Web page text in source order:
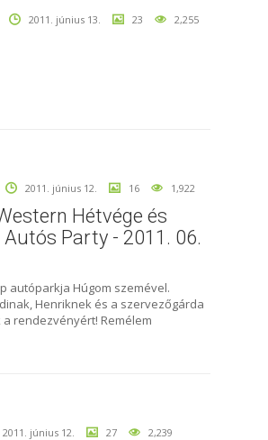
2011. június 13. 23 2,255
2011. június 12. 16 1,922
Hétvége és
Party - 2011. 06.
autóparkja Húgom szemével.
Henriknek és a szervezőgárda
rendezvényért! Remélem
2011. június 12. 27 2,239